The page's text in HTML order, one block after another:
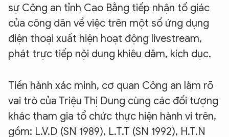
sự Công an tỉnh Cao Bằng tiếp nhận tố giác
của công dân về việc trên một số ứng dụng
điện thoại xuất hiện hoạt động livestream,
phát trực tiếp nội dung khiêu dâm, kích dục.
Tiến hành xác minh, cơ quan Công an làm rõ
vai trò của Triệu Thị Dung cùng các đối tượng
khác tham gia tổ chức thực hiện hành vi trên,
gồm: L.V.D (SN 1989), L.T.T (SN 1992), H.T.N